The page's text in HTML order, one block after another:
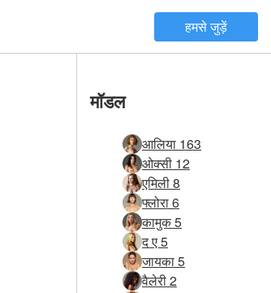
हमसे जुड़ें
मॉडल
आलिया 163
ओक्सी 12
एमिली 8
फ्लोरा 6
कामुक 5
द ए 5
जायका 5
वैलेरी 2